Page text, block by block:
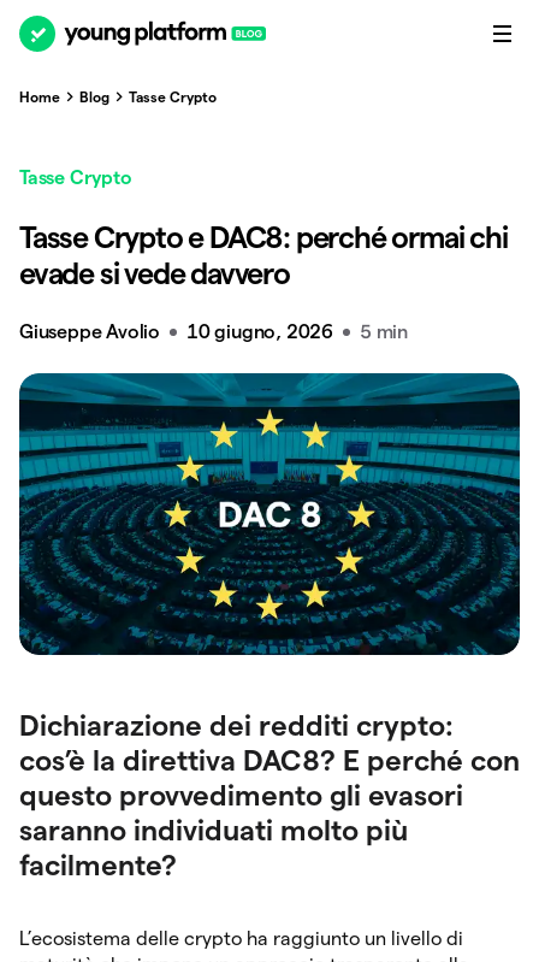
Home Blog Tasse Crypto
Tasse Crypto
Tasse Crypto e DAC8: perché ormai chi
evade si vede davvero
Giuseppe Avolio 10 giugno, 2026 5 min
Dichiarazione dei redditi crypto:
cos’è la direttiva DAC8? E perché con
questo provvedimento gli evasori
saranno individuati molto più
facilmente?
L’ecosistema delle crypto ha raggiunto un livello di